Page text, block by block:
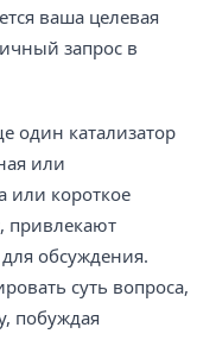
ваша целевая
запрос в
один катализатор
или
или короткое
привлекают
обсуждения.
суть вопроса,
побуждая